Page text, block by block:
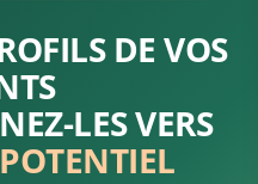
DE VOS
LES VERS